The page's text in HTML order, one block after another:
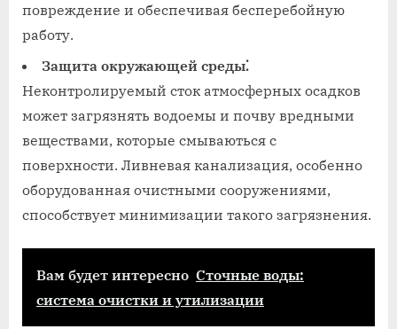
повреждение и обеспечивая бесперебойную
работу.
Защита окружающей среды⁚
Неконтролируемый сток атмосферных осадков
может загрязнять водоемы и почву вредными
веществами, которые смываються с
поверхности. Ливневая канализация, особенно
оборудованная очистными сооружениями,
способствует минимизации такого загрязнения.
Вам будет интересно Сточные воды:
система очистки и утилизации